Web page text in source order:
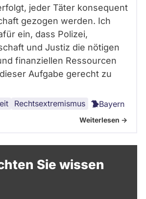
jeder Täter konsequent
gezogen werden. Ich
ein, dass Polizei,
und Justiz die nötigen
finanziellen Ressourcen
Aufgabe gerecht zu
Rechtsextremismus Bayern
Weiterlesen ->
Sie wissen